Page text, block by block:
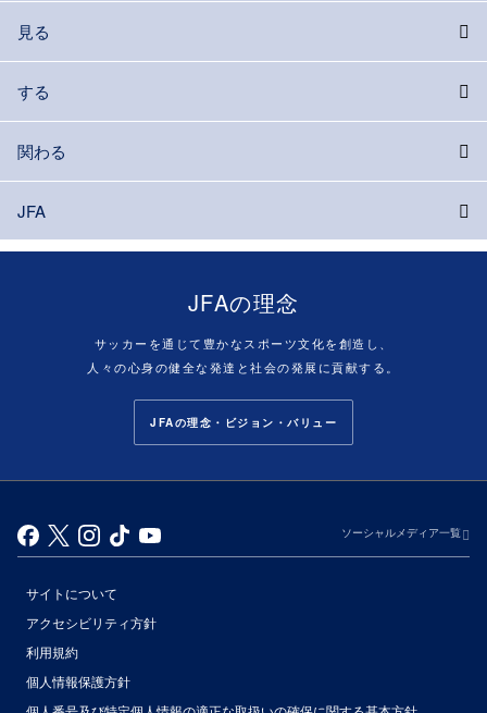
見る
する
関わる
JFA
JFAの理念
サッカーを通じて豊かなスポーツ文化を創造し、
人々の心身の健全な発達と社会の発展に貢献する。
JFAの理念・ビジョン・バリュー
ソーシャルメディア一覧
サイトについて
アクセシビリティ方針
利用規約
個人情報保護方針